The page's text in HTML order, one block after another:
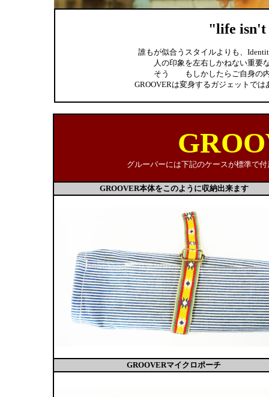
"life isn't
誰もが似合うスタイルよりも、
人の印象を左右しかねない重要
そう もしかしたらご自身の内
GROOVERは変身するガジェットで
グルーバーには下記のケースが標準で
GROOVER本体をこのように収納出来ます
GROOVERマイクロポーチ